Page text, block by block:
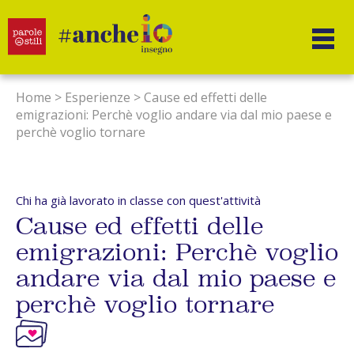
contenuto
Home > Esperienze >Cause ed effetti delle
emigrazioni: Perchè voglio andare via dal mio paese e
perchè voglio tornare
Chi ha già lavorato in classe con quest'attività
Cause ed effetti delle
emigrazioni: Perchè voglio
andare via dal mio paese e
perchè voglio tornare